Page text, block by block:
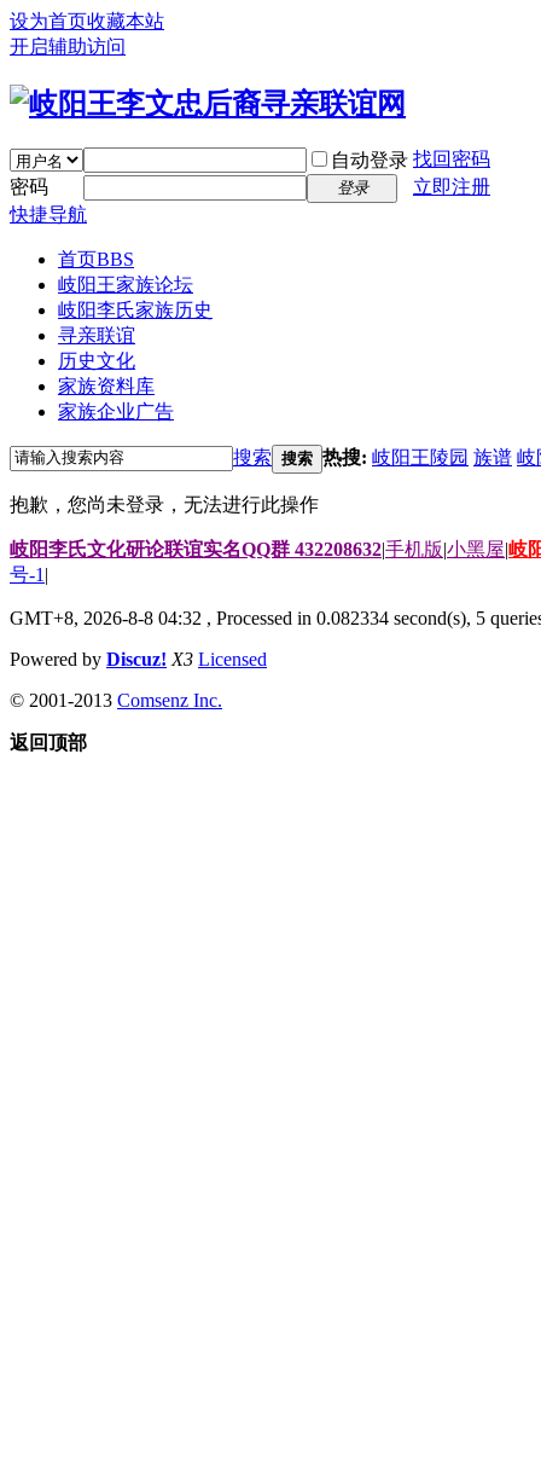
设为首页收藏本站
开启辅助访问
自动登录 找回密码
密码
登录
立即注册
快捷导航
首页BBS
岐阳王家族论坛
岐阳李氏家族历史
寻亲联谊
历史文化
家族资料库
家族企业广告
搜索 搜索 热搜: 岐阳王陵园 族谱 岐
抱歉，您尚未登录，无法进行此操作
岐阳李氏文化研论联谊实名QQ群 432208632|手机版|小黑屋|岐
号-1 |
GMT+8, 2026-8-8 04:32 , Processed in 0.082334 second(s), 5
Powered by Discuz! X3 Licensed
© 2001-2013 Comsenz Inc.
返回顶部